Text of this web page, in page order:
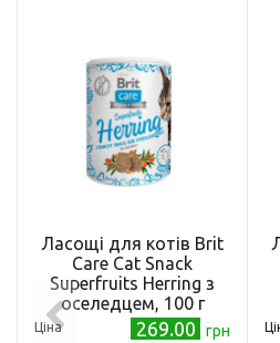
Ласощі для котів Brit
Care Cat Snack
Superfruits Herring з
оселедцем, 100 г
Ціна 269.00 грн